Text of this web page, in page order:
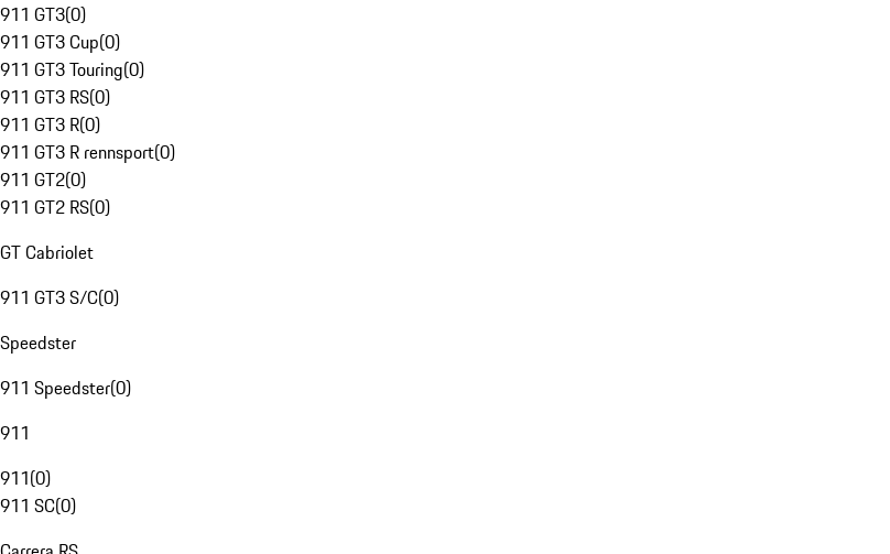
911 GT3(0)
911 GT3 Cup(0)
911 GT3 Touring(0)
911 GT3 RS(0)
911 GT3 R(0)
911 GT3 R rennsport(0)
911 GT2(0)
911 GT2 RS(0)
GT Cabriolet
911 GT3 S/C(0)
Speedster
911 Speedster(0)
911
911(0)
911 SC(0)